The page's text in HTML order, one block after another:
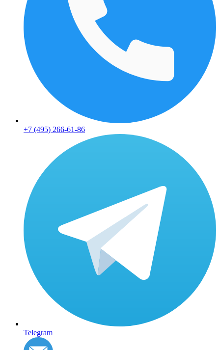
+7 (495) 266-61-86
Telegram